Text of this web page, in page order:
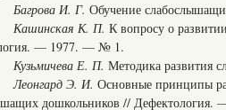
Багрова И. Г. Обучение
Кашинская К. П. К вопросу о
— 1977. — № 1.
Кузьмичева Е. П. Методика развития
Леонгард Э. И. Основные принципы
дошкольников //